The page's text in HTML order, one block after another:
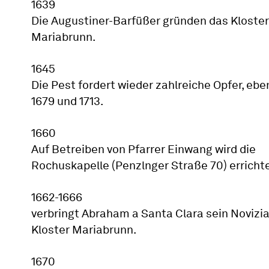
1639
Die Augustiner-Barfüßer gründen das Kloster
Mariabrunn.
1645
Die Pest fordert wieder zahlreiche Opfer,
1679 und 1713.
1660
Auf Betreiben von Pfarrer Einwang wird die
Rochuskapelle (Penzlnger Straße 70)
1662-1666
verbringt Abraham a Santa Clara sein
Kloster Mariabrunn.
1670